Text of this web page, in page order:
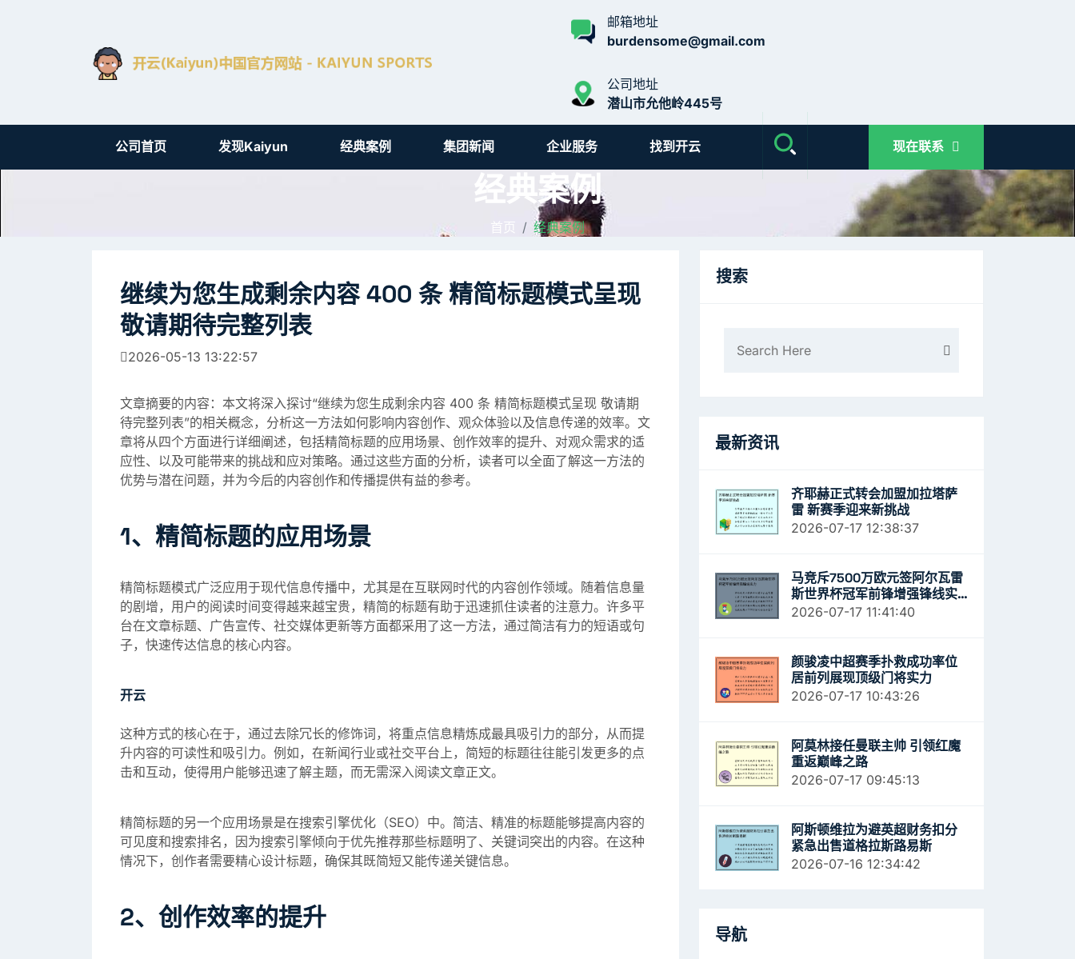
邮箱地址
burdensome@gmail.com
公司地址
潜山市允他岭445号
公司首页 发现kaiyun 经典案例 集团新闻 企业服务 找到开云 现在联系
经典案例
首页 经典案例
继续为您生成剩余内容 400 条 精简标题模式呈现
敬请期待完整列表
2026-05-13 13:22:57
文章摘要的内容：本文将深入探讨“继续为您生成剩余内容 400 条 精简标题模式呈现 敬请期
待完整列表”的相关概念，分析这一方法如何影响内容创作、观众体验以及信息传递的效率。文
章将从四个方面进行详细阐述，包括精简标题的应用场景、创作效率的提升、对观众需求的适
应性、以及可能带来的挑战和应对策略。通过这些方面的分析，读者可以全面了解这一方法的
优势与潜在问题，并为今后的内容创作和传播提供有益的参考。
1、精简标题的应用场景
精简标题模式广泛应用于现代信息传播中，尤其是在互联网时代的内容创作领域。随着信息量
的剧增，用户的阅读时间变得越来越宝贵，精简的标题有助于迅速抓住读者的注意力。许多平
台在文章标题、广告宣传、社交媒体更新等方面都采用了这一方法，通过简洁有力的短语或句
子，快速传达信息的核心内容。
开云
这种方式的核心在于，通过去除冗长的修饰词，将重点信息精炼成最具吸引力的部分，从而提
升内容的可读性和吸引力。例如，在新闻行业或社交平台上，简短的标题往往能引发更多的点
击和互动，使得用户能够迅速了解主题，而无需深入阅读文章正文。
精简标题的另一个应用场景是在搜索引擎优化（SEO）中。简洁、精准的标题能够提高内容的
可见度和搜索排名，因为搜索引擎倾向于优先推荐那些标题明了、关键词突出的内容。在这种
情况下，创作者需要精心设计标题，确保其既简短又能传递关键信息。
2、创作效率的提升
搜索
最新资讯
齐耶赫正式转会加盟加拉塔萨
雷 新赛季迎来新挑战
2026-07-17 12:38:37
马竞斥7500万欧元签阿尔瓦雷
斯世界杯冠军前锋增强锋线实
力
2026-07-17 11:41:40
颜骏凌中超赛季扑救成功率位
居前列展现顶级门将实力
2026-07-17 10:43:26
阿莫林接任曼联主帅 引领红魔
重返巅峰之路
2026-07-17 09:45:13
阿斯顿维拉为避英超财务扣分
紧急出售道格拉斯路易斯
2026-07-16 12:34:42
导航